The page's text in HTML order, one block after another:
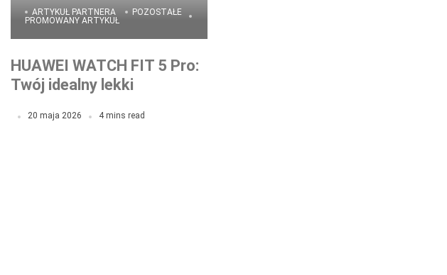
ARTYKUŁ PARTNERA
POZOSTAŁE
PROMOWANY ARTYKUŁ
HUAWEI WATCH FIT 5 Pro:
Twój idealny lekki
do treningu
20 maja 2026 4 mins read